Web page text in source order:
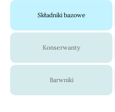
Składniki bazowe
Konserwanty
Barwniki